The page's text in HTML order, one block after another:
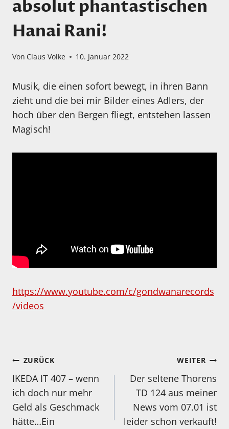
absolut phantastischen
Hanai Rani!
Von Claus Volke 10. Januar 2022
Musik, die einen sofort bewegt, in ihren Bann
zieht und die bei mir Bilder eines Adlers, der
hoch über den Bergen fliegt, entstehen lassen
Magisch!
https://www.youtube.com/c/gondwanarecords
/videos
Beitragsnavigation
ZURÜCK
IKEDA IT 407 – wenn
ich doch nur mehr
Geld als Geschmack
hätte…Ein
WEITER
Der seltene Thorens
TD 124 aus meiner
News vom 07.01 ist
leider schon verkauft!